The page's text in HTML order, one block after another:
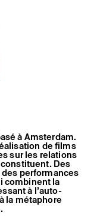
à Amsterdam.
de films
sur les relations
Des
performances
combinent la
à l’auto-
la métaphore